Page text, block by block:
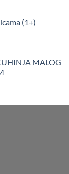
(1+)
MALOG